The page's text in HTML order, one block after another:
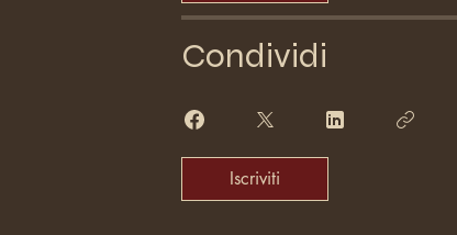
Condividi
Iscriviti